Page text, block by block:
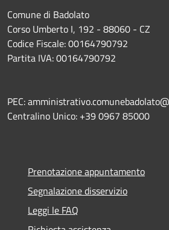
Comune di Badolato
Corso Umberto I, 192 - 88060 - CZ
Codice Fiscale: 00164790792
Partita IVA: 00164790792
PEC:
Centralino Unico: +39 0967 85000
Prenotazione appuntamento
Segnalazione disservizio
Leggi le FAQ